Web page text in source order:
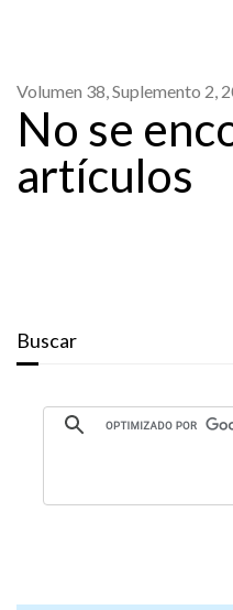
Volumen 38, Suplemento 2,
No se
artículos
Buscar